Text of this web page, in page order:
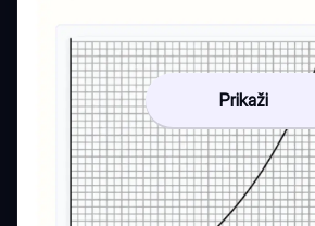
Prikaži